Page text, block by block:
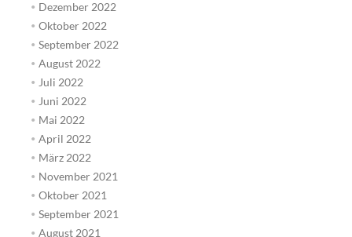
Dezember 2022
Oktober 2022
September 2022
August 2022
Juli 2022
Juni 2022
Mai 2022
April 2022
März 2022
November 2021
Oktober 2021
September 2021
August 2021